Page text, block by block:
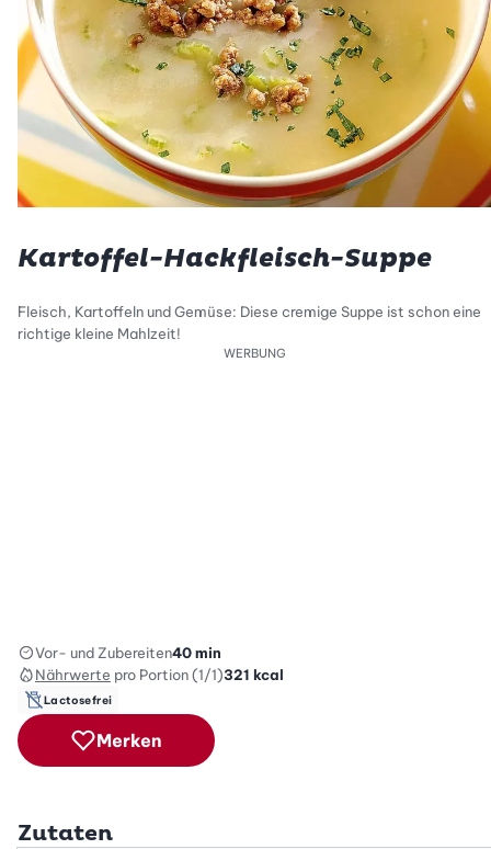
Kartoffel-Hackfleisch-Suppe
Fleisch, Kartoffeln und Gemüse: Diese cremige Suppe ist schon eine
richtige kleine Mahlzeit!
WERBUNG
Vor- und Zubereiten40 min
Nährwerte pro Portion (1/1)321 kcal
Lactosefrei
Merken
Zutaten